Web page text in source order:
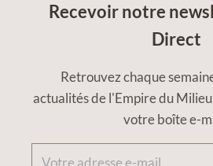
Recevoir notre
Direct
Retrouvez chaque
actualités de l'Empire du
votre boîte e-